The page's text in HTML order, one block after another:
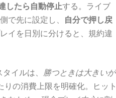
したら自動停止する。ライブ
で先に設定し、 自分で押し戻
イを日別に分けると、規約違
イルは、 勝つときは大きいが
の消費上限を明確化。ヒット